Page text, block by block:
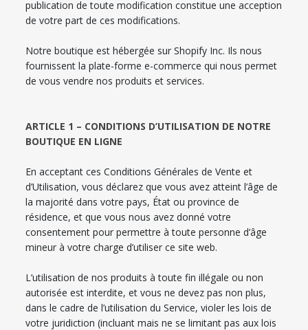
publication de toute modification constitue une acception
de votre part de ces modifications.
Notre boutique est hébergée sur Shopify Inc. Ils nous
fournissent la plate-forme e-commerce qui nous permet
de vous vendre nos produits et services.
ARTICLE 1 – CONDITIONS D’UTILISATION DE NOTRE
BOUTIQUE EN LIGNE
En acceptant ces Conditions Générales de Vente et
d’Utilisation, vous déclarez que vous avez atteint l’âge de
la majorité dans votre pays, État ou province de
résidence, et que vous nous avez donné votre
consentement pour permettre à toute personne d’âge
mineur à votre charge d’utiliser ce site web.
L’utilisation de nos produits à toute fin illégale ou non
autorisée est interdite, et vous ne devez pas non plus,
dans le cadre de l’utilisation du Service, violer les lois de
votre juridiction (incluant mais ne se limitant pas aux lois